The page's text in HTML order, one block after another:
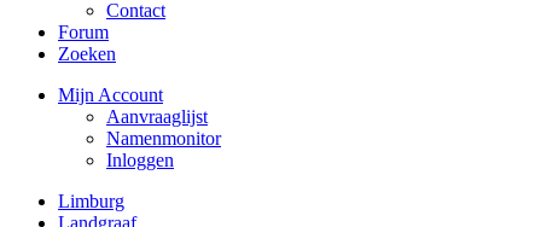
Contact
Forum
Zoeken
Mijn Account
Aanvraaglijst
Namenmonitor
Inloggen
Limburg
Landgraaf